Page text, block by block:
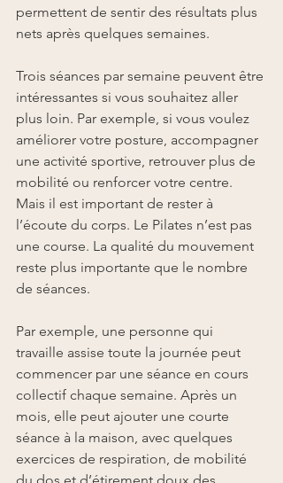
permettent de sentir des résultats plus
nets après quelques semaines.
Trois séances par semaine peuvent être
intéressantes si vous souhaitez aller
plus loin. Par exemple, si vous voulez
améliorer votre posture, accompagner
une activité sportive, retrouver plus de
mobilité ou renforcer votre centre.
Mais il est important de rester à
l’écoute du corps. Le Pilates n’est pas
une course. La qualité du mouvement
reste plus importante que le nombre
de séances.
Par exemple, une personne qui
travaille assise toute la journée peut
commencer par une séance en cours
collectif chaque semaine. Après un
mois, elle peut ajouter une courte
séance à la maison, avec quelques
exercices de respiration, de mobilité